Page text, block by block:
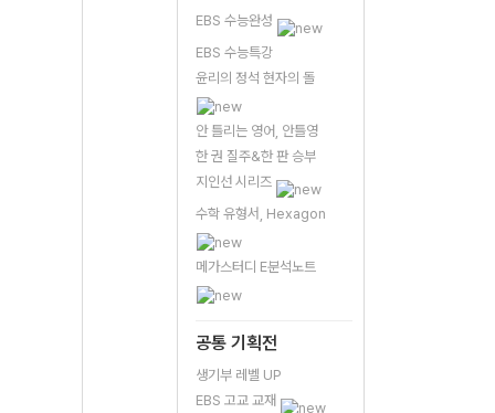
EBS 수능완성
EBS 수능특강
윤리의 정석 현자의 돌
안 틀리는 영어, 안틀영
한 권 질주&한 판 승부
지인선 시리즈
수학 유형서, Hexagon
메가스터디 E분석노트
공통 기획전
생기부 레벨 UP
EBS 고교 교재